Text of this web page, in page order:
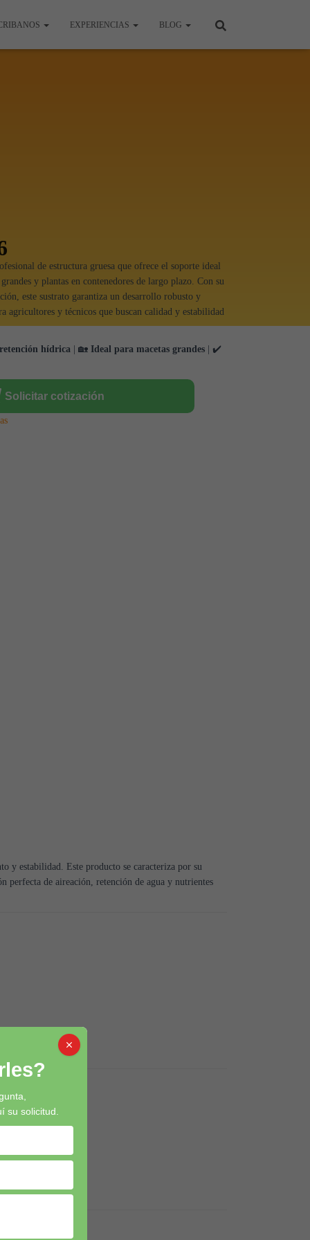
EXPERIENCIAS BLOG
de estructura gruesa que ofrece el soporte ideal
y plantas en contenedores de largo plazo. Con su
este sustrato garantiza un desarrollo robusto y
agricultores y técnicos que buscan calidad y estabilidad
hídrica | 🏡 Ideal para macetas grandes | ✔️
Solicitar cotización
y estabilidad. Este producto se caracteriza por su
perfecta de aireación, retención de agua y nutrientes
su solicitud.